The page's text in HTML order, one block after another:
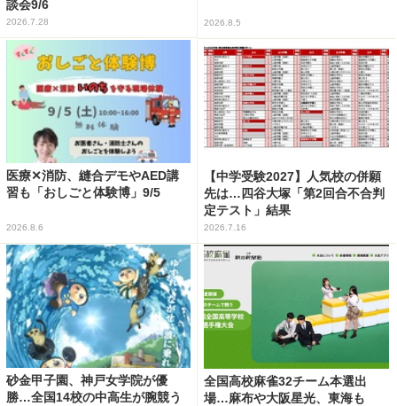
談会9/6
2026.7.28 2026.8.5
医療✕消防、縫合デモやAED講
習も「おしごと体験博」9/5
2026.8.6
【中学受験2027】人気校の併願
先は…四谷大塚「第2回合不合判
定テスト」結果
2026.7.16
砂金甲子園、神戸女学院が優
勝…全国14校の中高生が腕競う
全国高校麻雀32チーム本選出
場…麻布や大阪星光、東海も